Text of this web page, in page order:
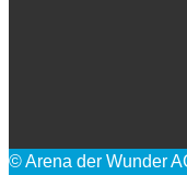
© Arena der Wunder